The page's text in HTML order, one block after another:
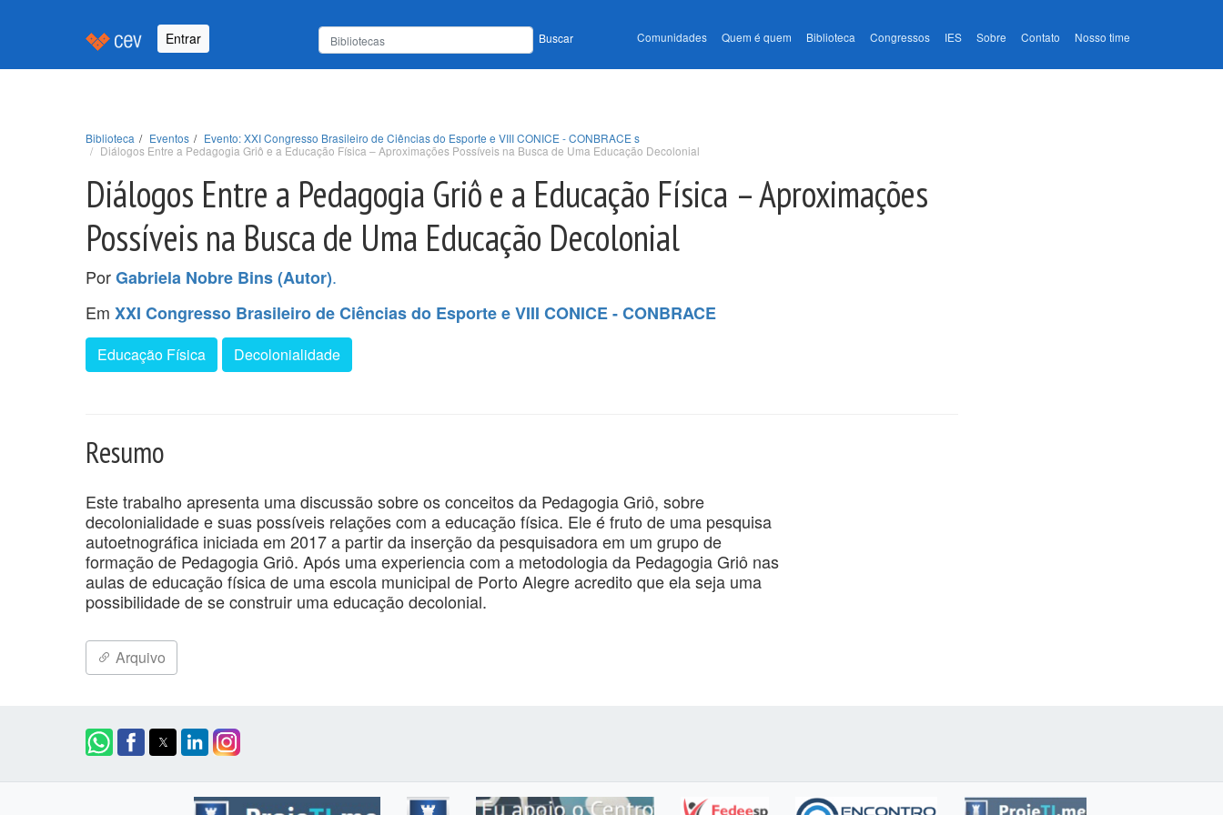
Entrar Buscar Comunidades Quem é quem Biblioteca Congressos IES Sobre Contato Nosso time
Biblioteca Eventos
Evento: XXI Congresso Brasileiro de Ciências do Esporte e VIII CONICE - CONBRACE s
Diálogos Entre a Pedagogia Griô e a Educação Física – Aproximações Possíveis na Busca de Uma Educação Decolonial
Diálogos Entre a Pedagogia Griô e a Educação Física – Aproximações
Possíveis na Busca de Uma Educação Decolonial
PorGabriela Nobre Bins (Autor).
Em XXI Congresso Brasileiro de Ciências do Esporte e VIII CONICE - CONBRACE
Educação Física Decolonialidade
Resumo
Este trabalho apresenta uma discussão sobre os conceitos da Pedagogia Griô, sobre
decolonialidade e suas possíveis relações com a educação física. Ele é fruto de uma pesquisa
autoetnográfica iniciada em 2017 a partir da inserção da pesquisadora em um grupo de
formação de Pedagogia Griô. Após uma experiencia com a metodologia da Pedagogia Griô nas
aulas de educação física de uma escola municipal de Porto Alegre acredito que ela seja uma
possibilidade de se construir uma educação decolonial.
Arquivo